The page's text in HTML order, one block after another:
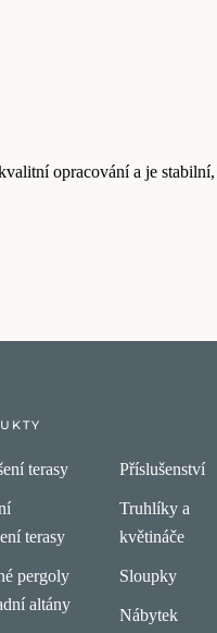
opracování a je
terasy
terasy
pergoly
altány
Příslušenství
Truhlíky a
květináče
Sloupky
Nábytek